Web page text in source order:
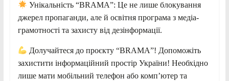
Унікальність “BRAMA”: Це не лише блокування
джерел пропаганди, але й освітня програма з медіа-
грамотності та захисту від дезінформації.
Долучайтеся до проєкту “BRAMA”! Допоможіть
захистити інформаційний простір України! Необхідно
лише мати мобільний телефон або комп’ютер та